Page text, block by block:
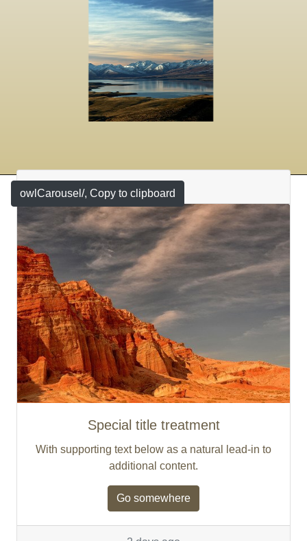
Featured
Special title treatment
With supporting text below as a natural lead-in to
additional content.
Go somewhere
owlCarousel/, Copy to clipboard